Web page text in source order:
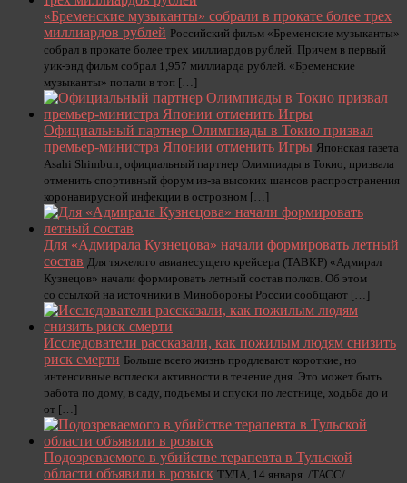
«Бременские музыканты» собрали в прокате более трех
миллиардов рублей Российский фильм «Бременские музыканты»
собрал в прокате более трех миллиардов рублей. Причем в первый
уик-энд фильм собрал 1,957 миллиарда рублей. «Бременские
музыканты» попали в топ […]
Официальный партнер Олимпиады в Токио призвал
премьер-министра Японии отменить Игры Японская газета
Asahi Shimbun, официальный партнер Олимпиады в Токио, призвала
отменить спортивный форум из-за высоких шансов распространения
коронавирусной инфекции в островном […]
Для «Адмирала Кузнецова» начали формировать летный
состав Для тяжелого авианесущего крейсера (ТАВКР) «Адмирал
Кузнецов» начали формировать летный состав полков. Об этом
со ссылкой на источники в Минобороны России сообщают […]
Исследователи рассказали, как пожилым людям снизить
риск смерти Больше всего жизнь продлевают короткие, но
интенсивные всплески активности в течение дня. Это может быть
работа по дому, в саду, подъемы и спуски по лестнице, ходьба до и
от […]
Подозреваемого в убийстве терапевта в Тульской
области объявили в розыск ТУЛА, 14 января. /ТАСС/.